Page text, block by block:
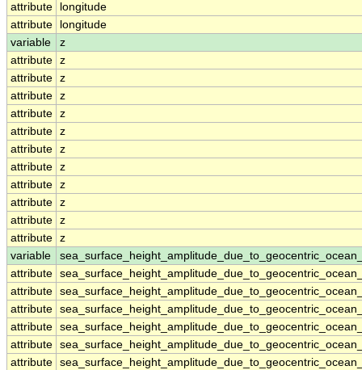
attribute
longitude
attribute
longitude
variable
z
attribute z
attribute z
attribute z
attribute z
attribute z
attribute z
attribute z
attribute z
attribute z
attribute z
attribute z
variable
attribute
attribute
attribute
attribute
attribute
attribute